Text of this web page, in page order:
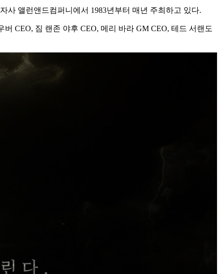
사 앨런앤드컴퍼니에서 1983년부터 매년 주최하고 있다.
CEO, 짐 랜존 야후 CEO, 메리 바라 GM CEO, 테드 서랜도